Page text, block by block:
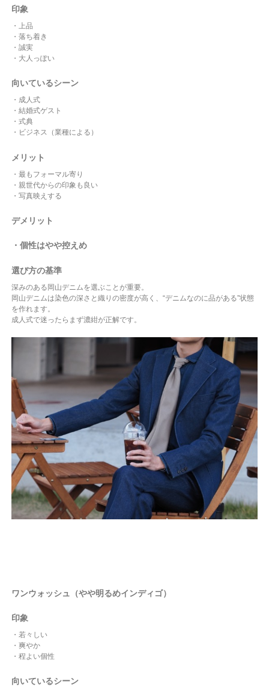
印象
・上品
・落ち着き
・誠実
・大人っぽい
向いているシーン
・成人式
・結婚式ゲスト
・式典
・ビジネス（業種による）
メリット
・最もフォーマル寄り
・親世代からの印象も良い
・写真映えする
デメリット
・個性はやや控えめ
選び方の基準
深みのある岡山デニムを選ぶことが重要。
岡山デニムは染色の深さと織りの密度が高く、“デニムなのに品がある”状態
を作れます。
成人式で迷ったらまず濃紺が正解です。
ワンウォッシュ（やや明るめインディゴ）
印象
・若々しい
・爽やか
・程よい個性
向いているシーン